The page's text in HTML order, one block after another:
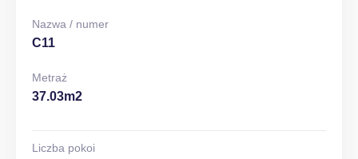
Nazwa / numer
C11
Metraż
37.03m2
Liczba pokoi